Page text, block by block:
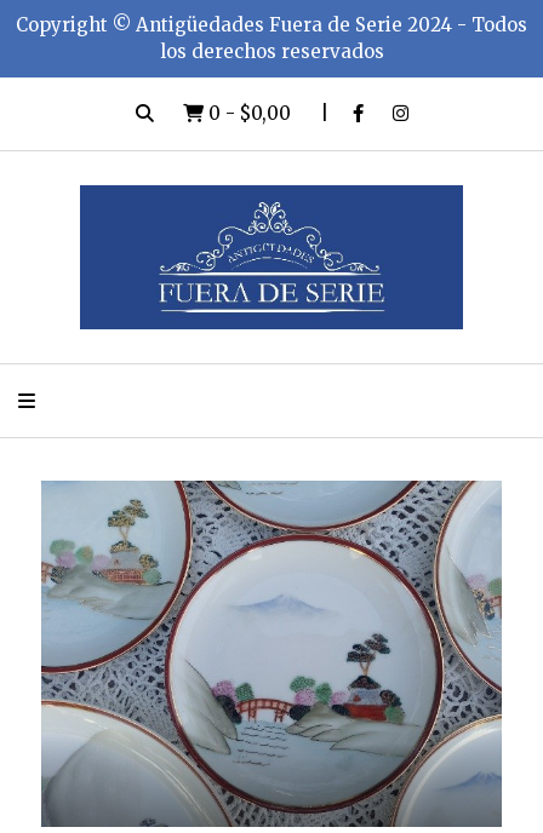
Copyright ©️ Antigüedades Fuera de Serie 2024 - Todos
los derechos reservados
0 - $0,00